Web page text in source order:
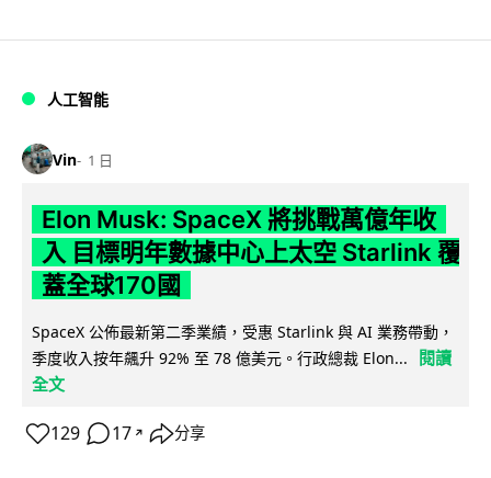
人工智能
Vin 1 日
Elon Musk: SpaceX 將挑戰萬億年收
入 目標明年數據中心上太空 Starlink 覆
蓋全球170國
SpaceX 公佈最新第二季業績，受惠 Starlink 與 AI 業務帶動，
季度收入按年飆升 92% 至 78 億美元。行政總裁 Elon...
閱讀
全文
129 17 ↗ 分享